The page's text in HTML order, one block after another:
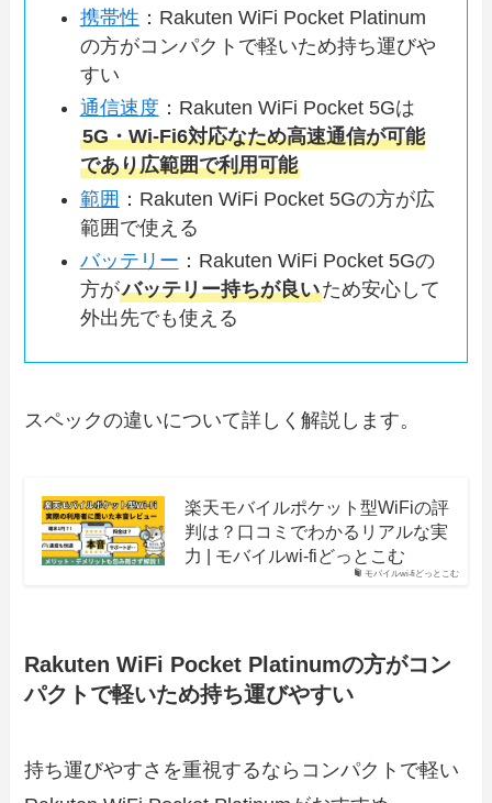
携帯性 ：Rakuten WiFi Pocket Platinum
の方がコンパクトで軽いため持ち運びや
すい
通信速度 ：Rakuten WiFi Pocket 5Gは
5G・Wi-Fi6対応なため高速通信が可能
であり広範囲で利用可能
範囲 ：Rakuten WiFi Pocket 5Gの方が広
範囲で使える
バッテリー ：Rakuten WiFi Pocket 5Gの
方がバッテリー持ちが良いため安心して
外出先でも使える
スペックの違いについて詳しく解説します。
モバイルwi-fiどっとこむ
楽天モバイルポケット型WiFiの評
判は？口コミでわかるリアルな実
力 | モバイルwi-fiどっとこむ
Rakuten WiFi Pocket Platinumの方がコン
パクトで軽いため持ち運びやすい
持ち運びやすさを重視するならコンパクトで軽い